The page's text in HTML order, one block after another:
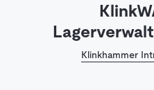
Klinkhammer